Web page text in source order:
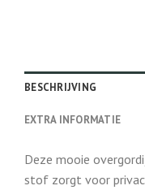
BESCHRIJVING
EXTRA INFORMATIE
Deze mooie
stof zorgt voor